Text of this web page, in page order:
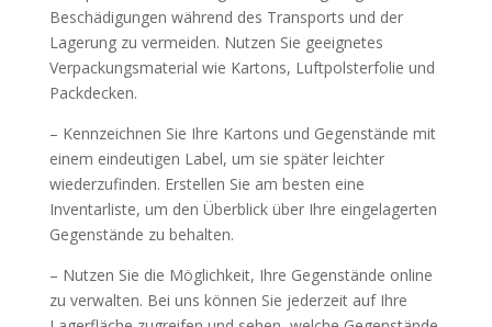
Beschädigungen während des Transports und der
Lagerung zu vermeiden. Nutzen Sie geeignetes
Verpackungsmaterial wie Kartons, Luftpolsterfolie und
Packdecken.
– Kennzeichnen Sie Ihre Kartons und Gegenstände mit
einem eindeutigen Label, um sie später leichter
wiederzufinden. Erstellen Sie am besten eine
Inventarliste, um den Überblick über Ihre eingelagerten
Gegenstände zu behalten.
– Nutzen Sie die Möglichkeit, Ihre Gegenstände online
zu verwalten. Bei uns können Sie jederzeit auf Ihre